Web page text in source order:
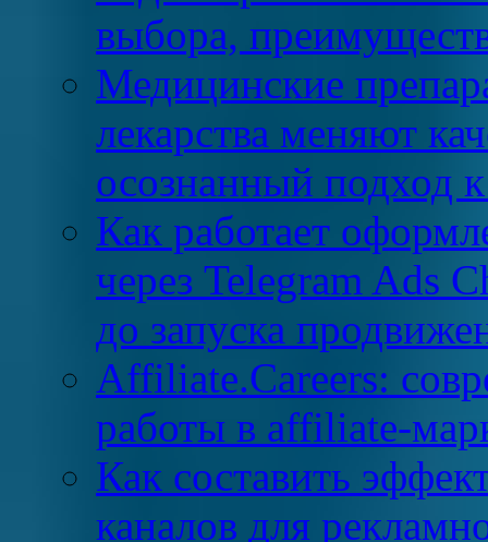
выбора,
Медицинские
лекарства меняют
осознанный подход
Как работает
через Telegram Ads
до запуска
Affiliate.Careers:
работы в affiliate-
Как составить
каналов для